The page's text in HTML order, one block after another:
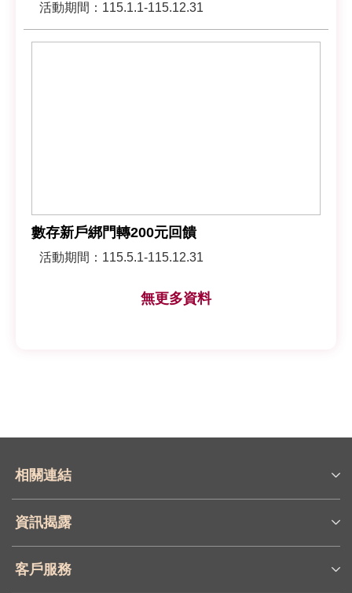
活動期間：115.1.1-115.12.31
數存新戶綁門轉200元回饋
活動期間：115.5.1-115.12.31
無更多資料
相關連結
資訊揭露
客戶服務